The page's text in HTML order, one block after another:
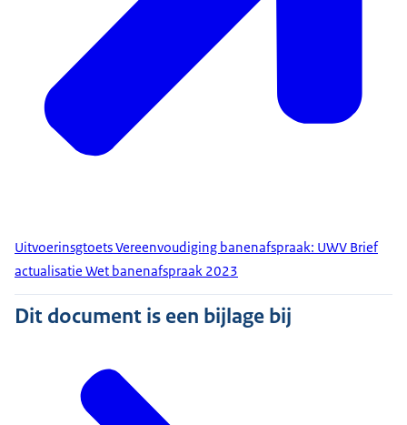
Uitvoerinsgtoets Vereenvoudiging banenafspraak: UWV Brief
actualisatie Wet banenafspraak 2023
Dit document is een bijlage bij